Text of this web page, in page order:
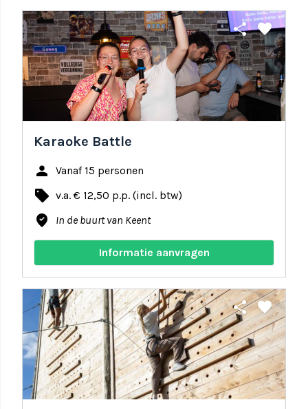
share favorite
Karaoke Battle
person Vanaf 15 personen
local_offer v.a. € 12,50 p.p. (incl. btw)
where_to_vote In de buurt van Keent
Informatie aanvragen
share favorite